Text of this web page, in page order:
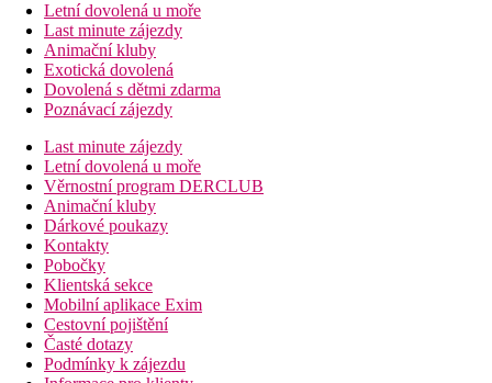
Letní dovolená u moře
Last minute zájezdy
Animační kluby
Exotická dovolená
Dovolená s dětmi zdarma
Poznávací zájezdy
Last minute zájezdy
Letní dovolená u moře
Věrnostní program DERCLUB
Animační kluby
Dárkové poukazy
Kontakty
Pobočky
Klientská sekce
Mobilní aplikace Exim
Cestovní pojištění
Časté dotazy
Podmínky k zájezdu